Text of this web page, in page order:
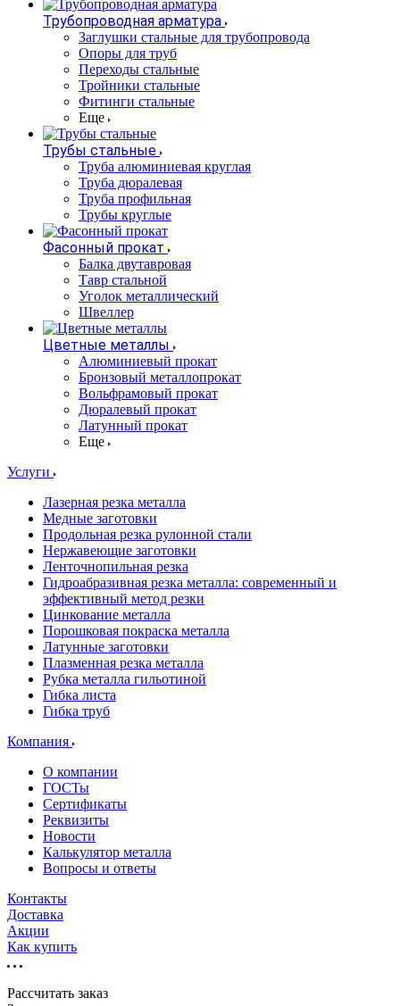
Трубопроводная арматура
Заглушки стальные для трубопровода
Опоры для труб
Переходы стальные
Тройники стальные
Фитинги стальные
Еще
Трубы стальные
Труба алюминиевая круглая
Труба дюралевая
Труба профильная
Трубы круглые
Фасонный прокат
Балка двутавровая
Тавр стальной
Уголок металлический
Швеллер
Цветные металлы
Алюминиевый прокат
Бронзовый металлопрокат
Вольфрамовый прокат
Дюралевый прокат
Латунный прокат
Еще
Услуги
Лазерная резка металла
Медные заготовки
Продольная резка рулонной стали
Нержавеющие заготовки
Ленточнопильная резка
Гидроабразивная резка металла: современный и
эффективный метод резки
Цинкование металла
Порошковая покраска металла
Латунные заготовки
Плазменная резка металла
Рубка металла гильотиной
Гибка листа
Гибка труб
Компания
О компании
ГОСТы
Сертификаты
Реквизиты
Новости
Калькулятор металла
Вопросы и ответы
Контакты
Доставка
Акции
Как купить
Рассчитать заказ